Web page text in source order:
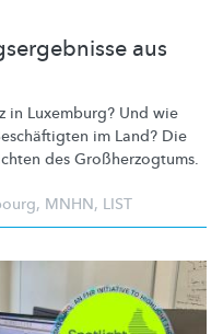
aus
in Luxemburg? Und wie
im Land? Die
des Großherzogtums.
, MNHN, LIST